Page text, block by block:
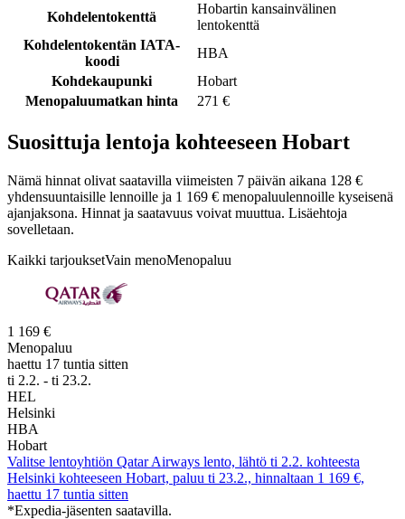
Kohdelentokenttä
Hobartin kansainvälinen
lentokenttä
Kohdelentokentän IATA-
koodi
HBA
Kohdekaupunki
Hobart
Menopaluumatkan hinta
271 €
Suosittuja lentoja kohteeseen Hobart
Nämä hinnat olivat saatavilla viimeisten 7 päivän aikana 128 €
yhdensuuntaisille lennoille ja 1 169 € menopaluulennoille kyseisenä
ajanjaksona. Hinnat ja saatavuus voivat muuttua. Lisäehtoja
sovelletaan.
Kaikki tarjouksetVain menoMenopaluu
1 169 €
Menopaluu
haettu 17 tuntia sitten
ti 2.2. - ti 23.2.
HEL
Helsinki
HBA
Hobart
Valitse lentoyhtiön Qatar Airways lento, lähtö ti 2.2. kohteesta
Helsinki kohteeseen Hobart, paluu ti 23.2., hinnaltaan 1 169 €,
haettu 17 tuntia sitten
*Expedia-jäsenten saatavilla.